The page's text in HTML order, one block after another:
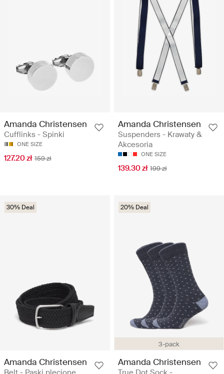
Amanda Christensen
Cufflinks - Spinki
ONE SIZE
127.20 zł 159 zł
Amanda Christensen
Suspenders - Krawaty &
Akcesoria
ONE SIZE
139.30 zł 199 zł
30% Deal
Amanda Christensen
3-pack
20% Deal
Amanda Christensen